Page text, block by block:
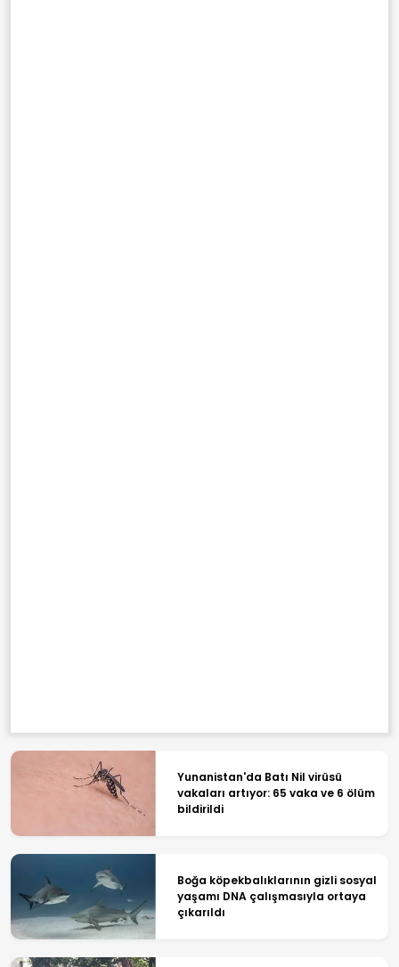
Yunanistan'da Batı Nil virüsü
vakaları artıyor: 65 vaka ve 6 ölüm
bildirildi
Boğa köpekbalıklarının gizli sosyal
yaşamı DNA çalışmasıyla ortaya
çıkarıldı